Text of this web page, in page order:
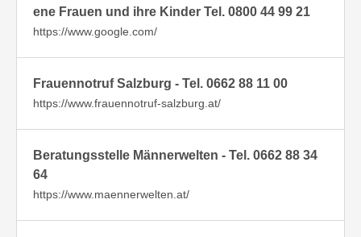
ene Frauen und ihre Kinder Tel. 0800 44 99 21
https://www.google.com/
Frauennotruf Salzburg - Tel. 0662 88 11 00
https://www.frauennotruf-salzburg.at/
Beratungsstelle Männerwelten - Tel. 0662 88 34
64
https://www.maennerwelten.at/